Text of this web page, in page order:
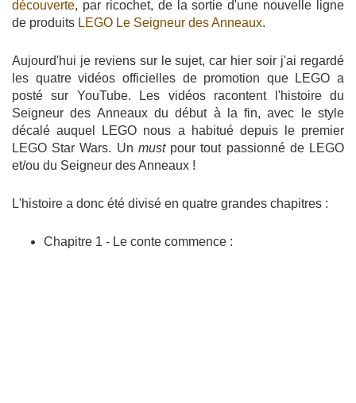
découverte, par ricochet, de la sortie d'une nouvelle ligne
de produits LEGO Le Seigneur des Anneaux.
Aujourd'hui je reviens sur le sujet, car hier soir j'ai regardé
les quatre vidéos officielles de promotion que LEGO a
posté sur YouTube. Les vidéos racontent l'histoire du
Seigneur des Anneaux du début à la fin, avec le style
décalé auquel LEGO nous a habitué depuis le premier
LEGO Star Wars. Un mustpour tout passionné de LEGO
et/ou du Seigneur des Anneaux !
L'histoire a donc été divisé en quatre grandes chapitres :
Chapitre 1 - Le conte commence :